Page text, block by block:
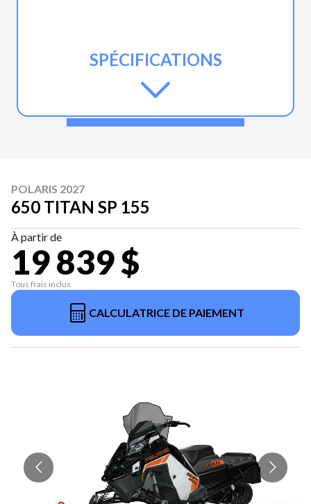
SPÉCIFICATIONS
POLARIS 2027
650 TITAN SP 155
À partir de
19 839 $
Tous frais inclus
CALCULATRICE DE PAIEMENT